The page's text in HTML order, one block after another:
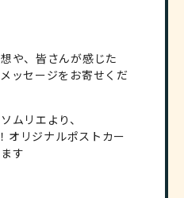
や、皆さんが感じた
ッセージをお寄せくだ
ムリエより、
オリジナルポストカー
す